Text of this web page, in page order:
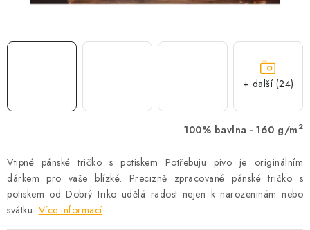
Zásady zpracování ochrany osobních údajů
Napište nám
100% bavlna - 160 g/m 2
Vtipné pánské tričko s potiskem Potřebuju pivo je originálním
dárkem pro vaše blízké. Precizně zpracované pánské tričko s
potiskem od Dobrý triko udělá radost nejen k narozeninám nebo
svátku. Více informací
+ další (24)